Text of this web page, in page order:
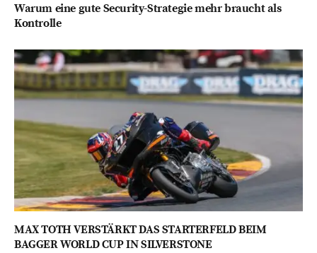
Warum eine gute Security-Strategie mehr braucht als
Kontrolle
MAX TOTH VERSTÄRKT DAS STARTERFELD BEIM
BAGGER WORLD CUP IN SILVERSTONE